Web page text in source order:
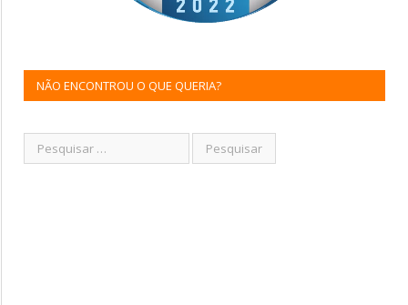
NÃO ENCONTROU O QUE QUERIA?